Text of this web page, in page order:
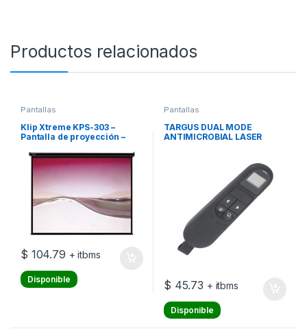
Productos relacionados
Pantallas
Klip Xtreme KPS-303 –
Pantalla de proyección –
instalable en pared – 100″
(254 cm) – 4:3 – Matte White –
blanco
$ 104.79 + itbms
Disponible
Pantallas
TARGUS DUAL MODE
ANTIMICROBIAL LASER
$ 45.73 + itbms
Disponible